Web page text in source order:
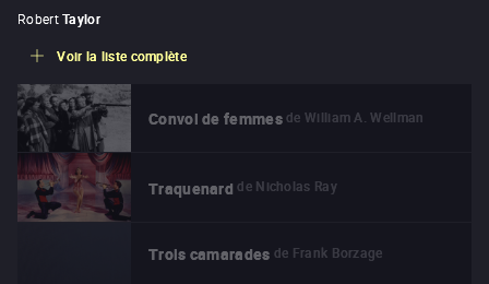
Robert Taylor
Voir la liste complète
Convoi de femmes de William A. Wellman
Traquenard de Nicholas Ray
Trois camarades de Frank Borzage